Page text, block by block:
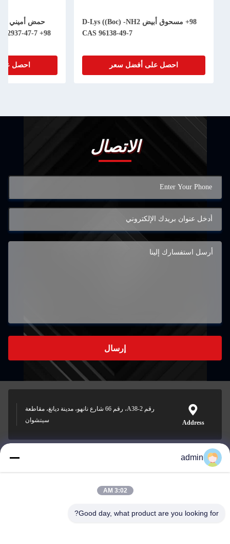
98+ مسحوق أبيض D-Lys ((Boc) -NH2
CAS 96138-49-7
احصل على أفضل سعر
98+ Cbz-D-Pro-NH2 CAS 62937-47-7
احصل
الاتصال
إرسال
Address
رقم A38-2، رقم 66 شارع نانهو، مدينة ديانغ، مقاطعة
سيتشوان
Nero@enlaibio.com
admin
3:02 AM
Good day, what product are you looking for?